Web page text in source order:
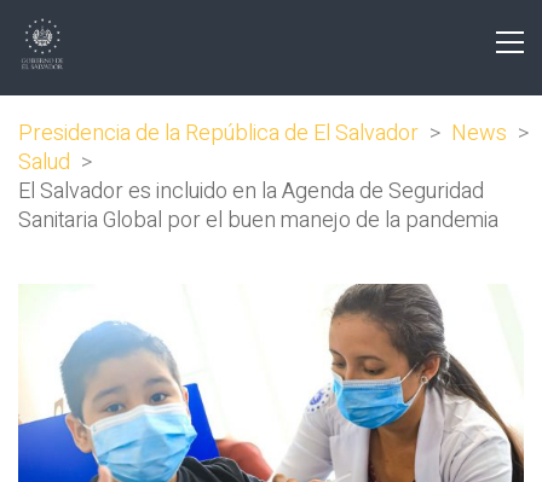
Presidencia de la República de El Salvador > News >
Salud >
El Salvador es incluido en la Agenda de Seguridad
Sanitaria Global por el buen manejo de la pandemia